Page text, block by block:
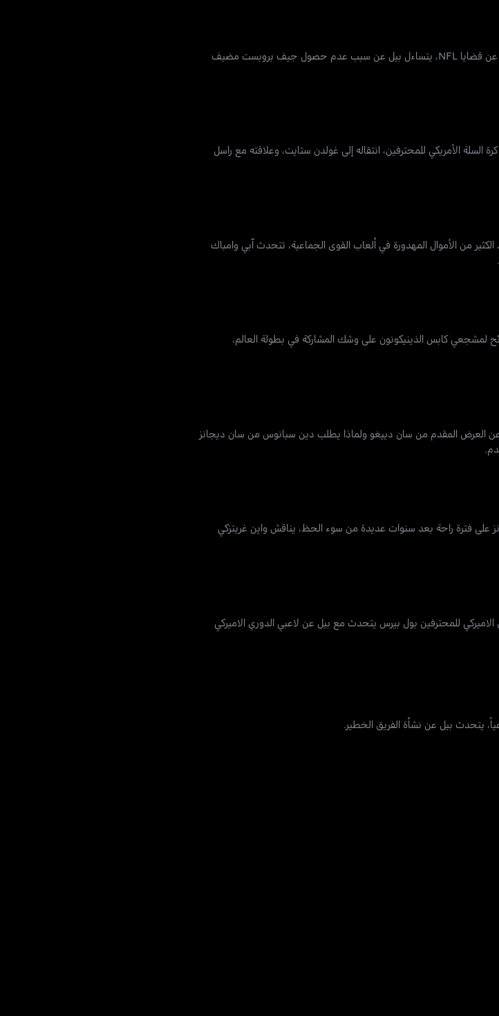
يتحدث بيل مع إيمي تراسك الرئيسة التنفيذية السابقة لرايدرز وكريس كارتر لاعب كرة القدم المحترف للحديث عن قضايا NFL، يتساءل بيل عن سبب عدم حصول جيف بروبست مضيف
الأمريكي للمحترفين، انتقاله إلى غولدن ستايت، وعلاقته مع راسل
من الأموال المهدورة في ألعاب القوى الجماعية، تتحدث آبي وامباك
لمشجعي كابس الذينيكونون على وشك المشاركة في بطولة العالم،
عن العرض المقدم من سان دييغو ولماذا يطلب دين سبانوس من سان ديجانز
على فترة راحة بعد سنوات عديدة من سوء الحظ، يناقش واين غريتزكي
للمحترفين بول بيرس يتحدث مع بيل عن لاعبي الدوري الاميركي
يتحدث بيل عن نشأة الفريق الخطير.